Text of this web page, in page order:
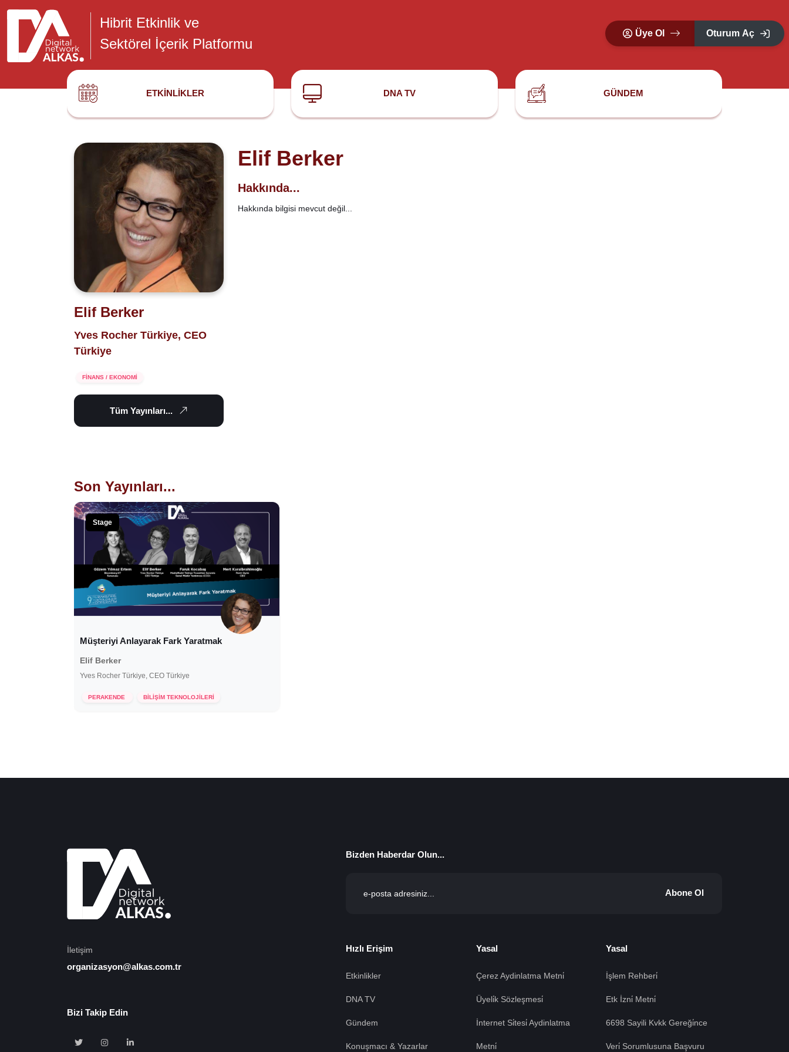
Hibrit Etkinlik ve
Sektörel İçerik Platformu
Üye Ol Oturum Aç
ETKINLIKLER DNA TV GÜNDEM
Elif Berker
Yves Rocher Türkiye, CEO
Türkiye
FİNANS / EKONOMİ
Tüm Yayınları...
Elif Berker
Hakkında...
Hakkında bilgisi mevcut değil...
Son Yayınları...
Stage
Müşteriyi Anlayarak Fark Yaratmak
Elif Berker
Yves Rocher Türkiye, CEO Türkiye
PERAKENDE BİLİŞİM TEKNOLOJİLERİ
İletişim
organizasyon@alkas.com.tr
Bizi Takip Edin
Bizden Haberdar Olun...
Abone Ol
Hızlı Erişim
Etkinlikler
DNA TV
Gündem
Konuşmacı & Yazarlar
Yasal
Çerez Aydinlatma Metni̇
Üyeli̇k Sözleşmesi̇
İnternet Si̇tesi̇ Aydinlatma
Metni̇
Yasal
İşlem Rehberi̇
Etk İzni̇ Metni̇
6698 Sayili Kvkk Gereği̇nce
Veri̇ Sorumlusuna Başvuru